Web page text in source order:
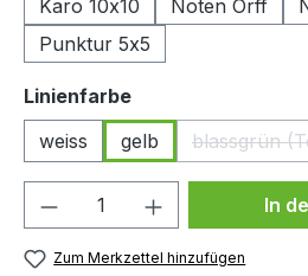
Karo 10x10
Noten Orff
Punktur 5x5
Linienfarbeauswählen
weiss
gelb blassgrün
Produkt Anzahl: Gib
In
Zum Merkzettel hinzufügen